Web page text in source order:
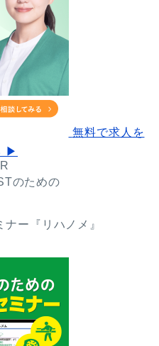
無料で求人を
▶
のための
ー『リハノメ』